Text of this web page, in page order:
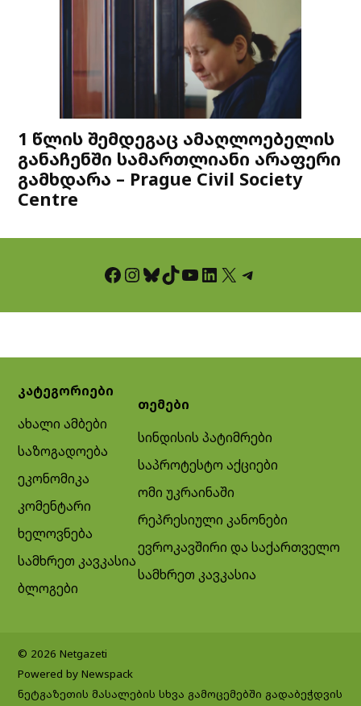
1 წლის შემდეგაც ამაღლოებელის
განაჩენში სამართლიანი არაფერი
გამხდარა – Prague Civil Society
Centre
Facebook InstagramBluesky TikTok YouTube LinkedIn X Telegram
კატეგორიები
ახალი ამბები
საზოგადოება
ეკონომიკა
კომენტარი
ხელოვნება
სამხრეთ კავკასია
ბლოგები
თემები
სინდისის პატიმრები
საპროტესტო აქციები
ომი უკრაინაში
რეპრესიული კანონები
ევროკავშირი და საქართველო
სამხრეთ კავკასია
© 2026 Netgazeti
Powered by Newspack
ნეტგაზეთის მასალების სხვა გამოცემებში გადაბეჭდვის